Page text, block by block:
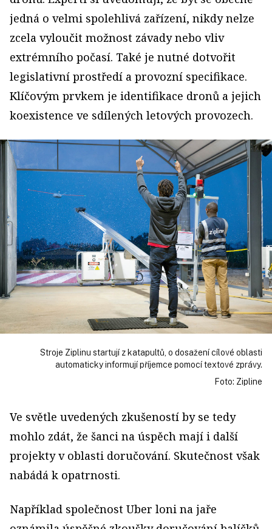
jedná o velmi spolehlivá zařízení, nikdy nelze
zcela vyloučit možnost závady nebo vliv
extrémního počasí. Také je nutné dotvořit
legislativní prostředí a provozní specifikace.
Klíčovým prvkem je identifikace dronů a jejich
koexistence ve sdílených letových provozech.
Stroje Ziplinu startují z katapultů, o dosažení cílové oblasti
automaticky informují příjemce pomocí textové zprávy.
Foto: Zipline
Ve světle uvedených zkušeností by se tedy
mohlo zdát, že šanci na úspěch mají i další
projekty v oblasti doručování. Skutečnost však
nabádá k opatrnosti.
Například společnost Uber loni na jaře